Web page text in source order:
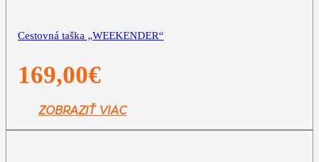
Cestovná taška „WEEKENDER“
169,00€
ZOBRAZIŤ VIAC